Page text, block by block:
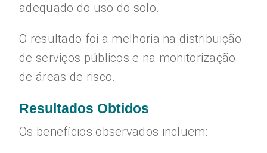
adequado do uso do solo.
O resultado foi a melhoria na distribuição
de serviços públicos e na monitorização
de áreas de risco.
Resultados Obtidos
Os benefícios observados incluem: